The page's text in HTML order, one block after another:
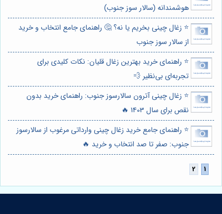
هوشمندانه (سالار سوز جنوب)
⭐️ زغال چینی بخریم یا نه؟ 🤔 راهنمای جامع انتخاب و خرید
از سالار سوز جنوب
⭐️ راهنمای خرید بهترین زغال قلیان: نکات کلیدی برای
تجربه‌ای بی‌نظیر 💨
⭐️ زغال چینی آترون سالارسوز جنوب: راهنمای خرید بدون
نقص برای سال 1403 🔥
⭐️ راهنمای جامع خرید زغال چینی وارداتی مرغوب از سالارسوز
جنوب: صفر تا صد انتخاب و خرید 🔥